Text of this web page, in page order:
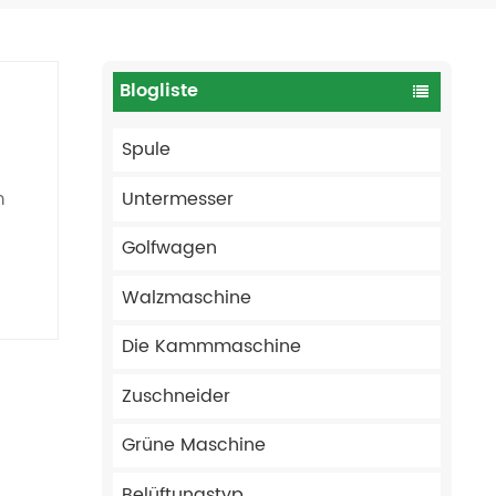
Blogliste
Spule
Untermesser
Golfwagen
Walzmaschine
Die Kammmaschine
Zuschneider
Grüne Maschine